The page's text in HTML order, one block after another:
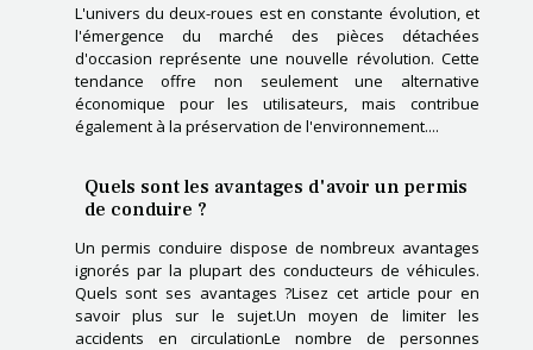
L'univers du deux-roues est en constante évolution, et
l'émergence du marché des pièces détachées
d'occasion représente une nouvelle révolution. Cette
tendance offre non seulement une alternative
économique pour les utilisateurs, mais contribue
également à la préservation de l'environnement....
Quels sont les avantages d'avoir un permis
de conduire ?
Un permis conduire dispose de nombreux avantages
ignorés par la plupart des conducteurs de véhicules.
Quels sont ses avantages ?Lisez cet article pour en
savoir plus sur le sujet.Un moyen de limiter les
accidents en circulationLe nombre de personnes